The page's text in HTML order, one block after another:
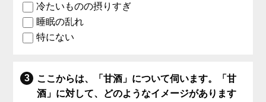
冷たいものの摂りすぎ
睡眠の乱れ
特にない
ここからは、「甘酒」について伺います。「甘
酒」に対して、どのようなイメージがあります